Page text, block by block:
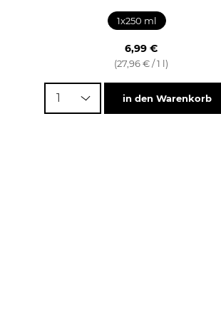
1x250 ml
6,99 €
(27,96 € / 1 l)
1 in den Warenkorb